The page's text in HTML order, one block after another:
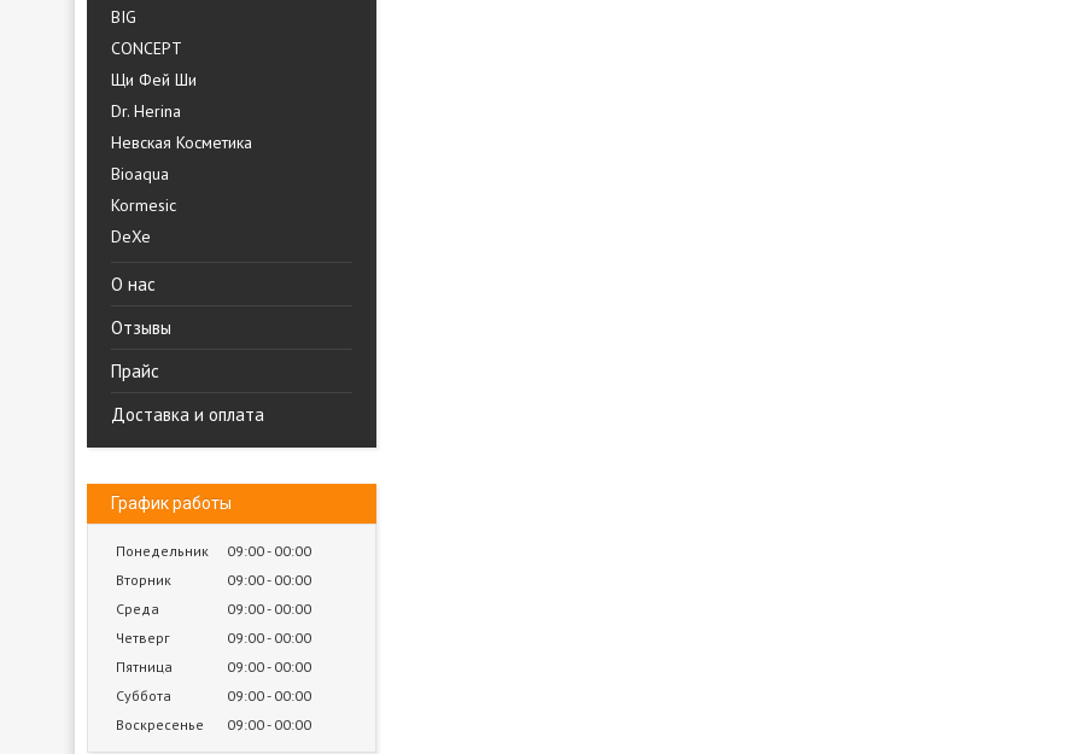
BIG
CONCEPT
Щи Фей Ши
Dr. Herina
Невская Косметика
Bioaqua
Kormesic
DeXe
О нас
Отзывы
Прайс
Доставка и оплата
График работы
Понедельник 09:00 00:00
Вторник
09:00 00:00
Среда
09:00 00:00
Четверг
09:00 00:00
Пятница
09:00 00:00
Суббота
09:00 00:00
Воскресенье
09:00 00:00